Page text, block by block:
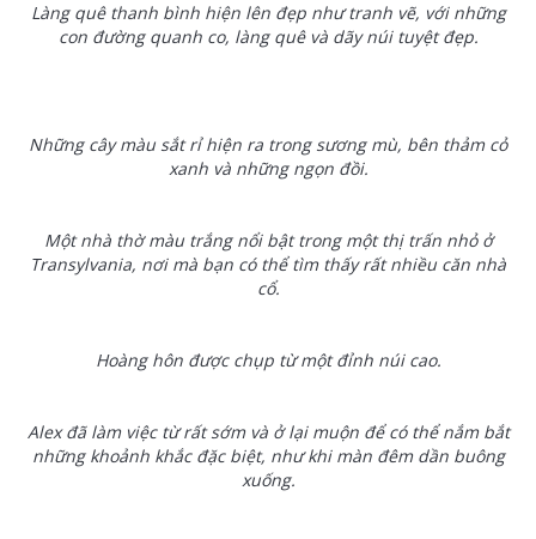
Làng quê thanh bình hiện lên đẹp như tranh vẽ, với những
con đường quanh co, làng quê và dãy núi tuyệt đẹp.
Những cây màu sắt rỉ hiện ra trong sương mù, bên thảm cỏ
xanh và những ngọn đồi.
Một nhà thờ màu trắng nổi bật trong một thị trấn nhỏ ở
Transylvania, nơi mà bạn có thể tìm thấy rất nhiều căn nhà
cổ.
Hoàng hôn được chụp từ một đỉnh núi cao.
Alex đã làm việc từ rất sớm và ở lại muộn để có thể nắm bắt
những khoảnh khắc đặc biệt, như khi màn đêm dần buông
xuống.